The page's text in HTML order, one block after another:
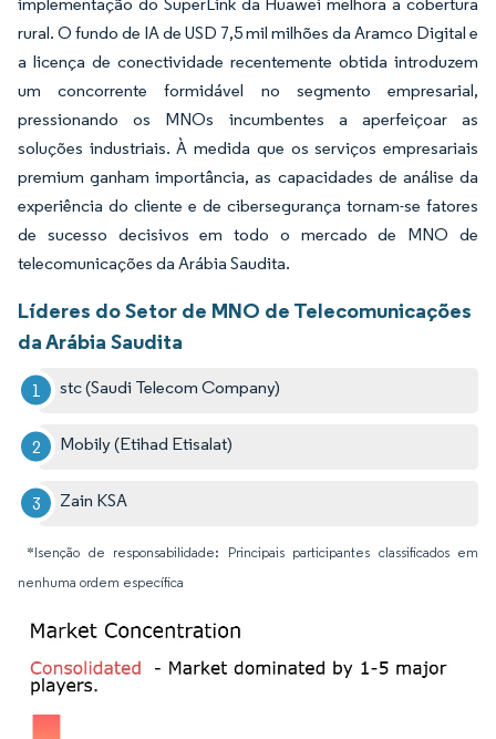
rural. O fundo de IA de USD 7,5 mil milhões da Aramco Digital e
a licença de conectividade recentemente obtida introduzem
um concorrente formidável no segmento empresarial,
pressionando os MNOs incumbentes a aperfeiçoar as
soluções industriais. À medida que os serviços empresariais
premium ganham importância, as capacidades de análise da
experiência do cliente e de cibersegurança tornam-se fatores
de sucesso decisivos em todo o mercado de MNO de
telecomunicações da Arábia Saudita.
Líderes do Setor de MNO de Telecomunicações
da Arábia Saudita
stc (Saudi Telecom Company)
Mobily (Etihad Etisalat)
Zain KSA
*Isenção de responsabilidade: Principais participantes classificados em
nenhuma ordem específica